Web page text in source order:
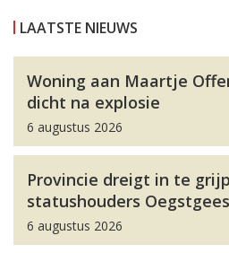
LAATSTE NIEUWS
Woning aan Maartje
dicht na explosie
6 augustus 2026
Provincie dreigt in te
statushouders
6 augustus 2026